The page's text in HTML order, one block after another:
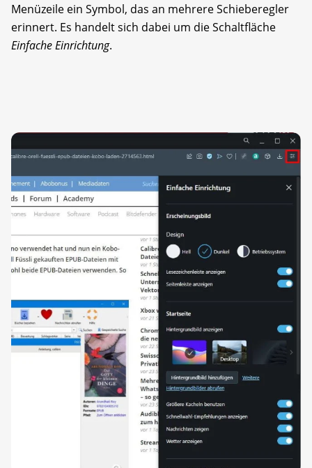
Menüzeile ein Symbol, das an mehrere Schieberegler
erinnert. Es handelt sich dabei um die Schaltfläche
Einfache Einrichtung.